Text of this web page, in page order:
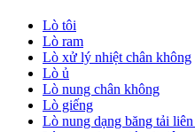
Lò tôi
Lò ram
Lò xử lý nhiệt chân không
Lò ủ
Lò nung chân không
Lò giếng
Lò nung dạng băng tải